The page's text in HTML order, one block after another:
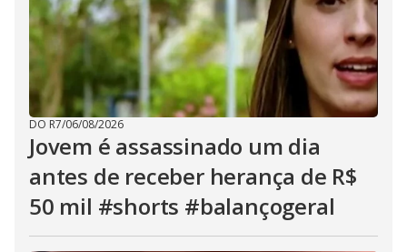
DO R7/06/08/2026
Jovem é assassinado um dia
antes de receber herança de R$
50 mil #shorts #balançogeral